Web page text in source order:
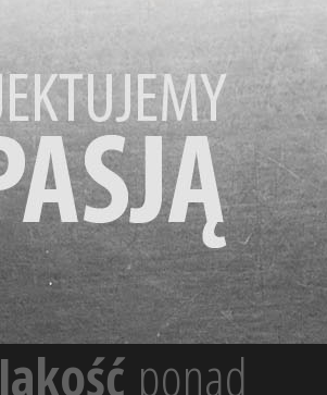
Jakość ponad